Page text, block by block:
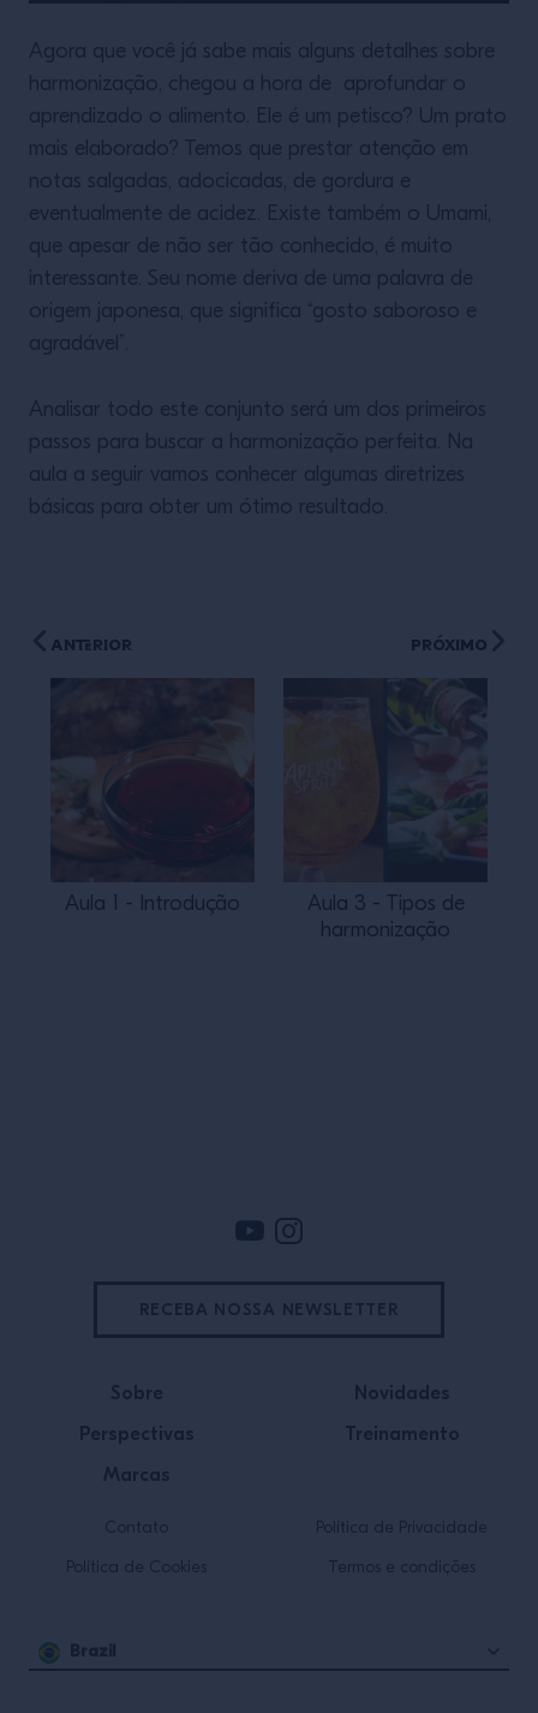
Agora que você já sabe mais alguns detalhes sobre
harmonização, chegou a hora de aprofundar o
aprendizado o alimento. Ele é um petisco? Um prato
mais elaborado? Temos que prestar atenção em
notas salgadas, adocicadas, de gordura e
eventualmente de acidez. Existe também o Umami,
que apesar de não ser tão conhecido, é muito
interessante. Seu nome deriva de uma palavra de
origem japonesa, que significa “gosto saboroso e
agradável”.
Analisar todo este conjunto será um dos primeiros
passos para buscar a harmonização perfeita. Na
aula a seguir vamos conhecer algumas diretrizes
básicas para obter um ótimo resultado.
Anterior
Aula 1 - Introdução
Próximo
Aula 3 - Tipos de
harmonização
Sobre
Perspectivas
Marcas
Novidades
Treinamento
Contato
Política de Cookies
Política de Privacidade
Termos e condições
Brazil
RECEBA NOSSA NEWSLETTER